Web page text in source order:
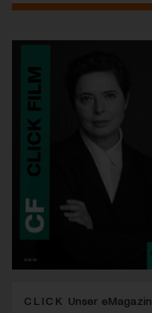
CLICK Unser eMagazin